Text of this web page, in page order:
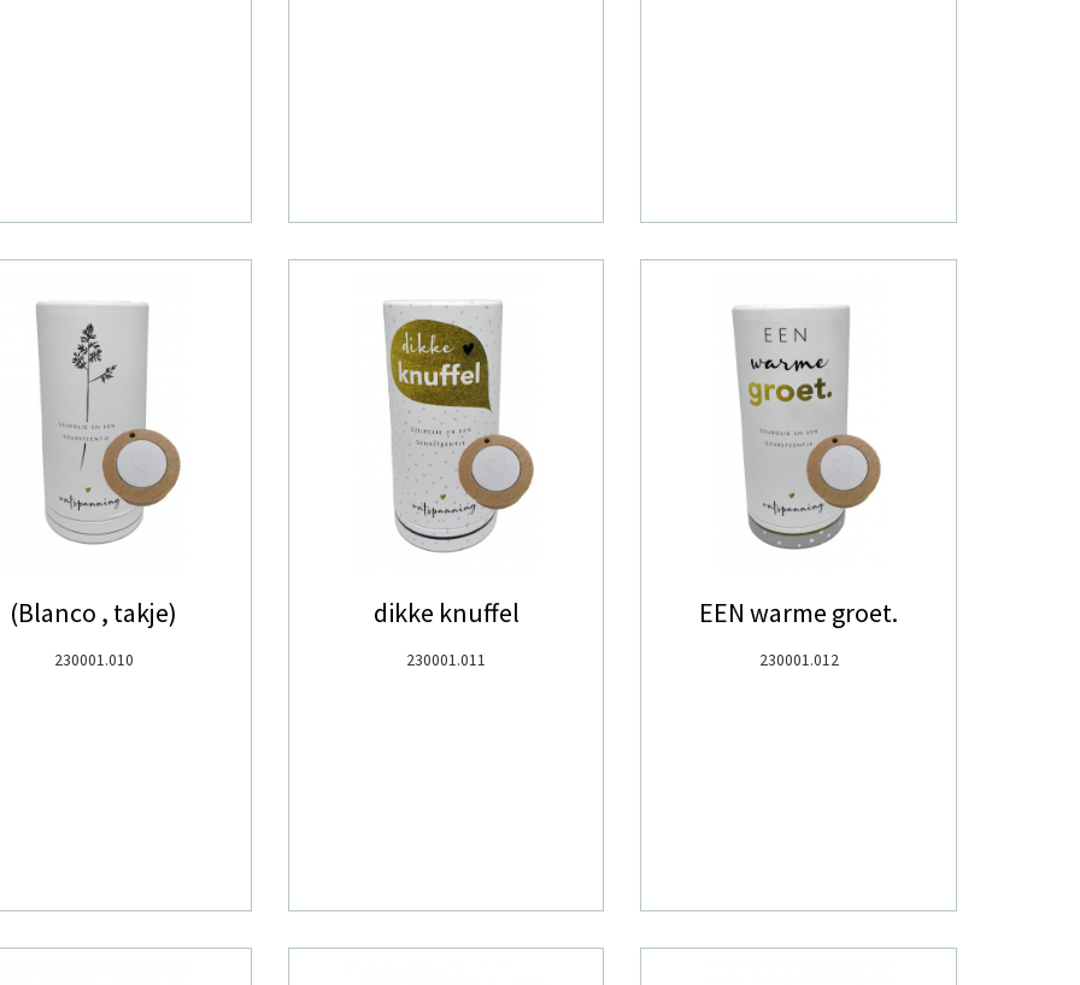
(Blanco , takje)
230001.010
dikke knuffel
230001.011
EEN warme groet.
230001.012